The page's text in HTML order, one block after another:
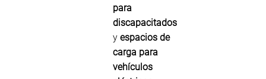
para
discapacitados
y espacios de
carga para
vehículos